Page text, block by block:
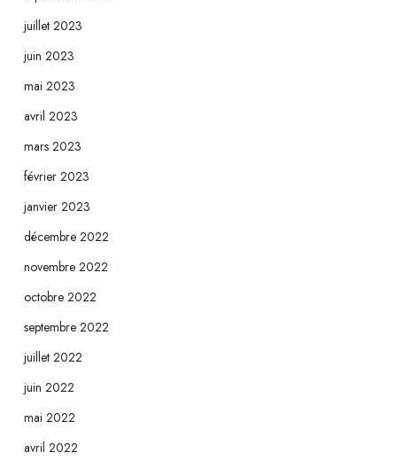
juillet 2023
juin 2023
mai 2023
avril 2023
mars 2023
février 2023
janvier 2023
décembre 2022
novembre 2022
octobre 2022
septembre 2022
juillet 2022
juin 2022
mai 2022
avril 2022